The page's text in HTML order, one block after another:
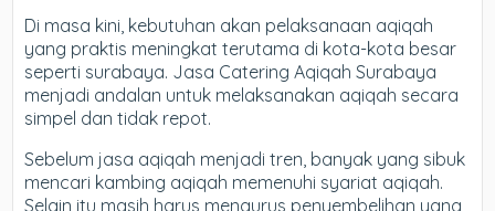
Di masa kini, kebutuhan akan pelaksanaan aqiqah
yang praktis meningkat terutama di kota-kota besar
seperti surabaya. Jasa Catering Aqiqah Surabaya
menjadi andalan untuk melaksanakan aqiqah secara
simpel dan tidak repot.
Sebelum jasa aqiqah menjadi tren, banyak yang sibuk
mencari kambing aqiqah memenuhi syariat aqiqah.
Selain itu masih harus mengurus penyembelihan yang